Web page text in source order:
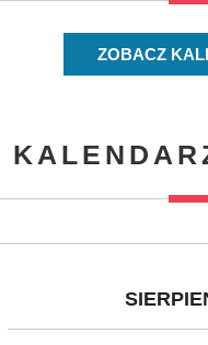
ZOBACZ